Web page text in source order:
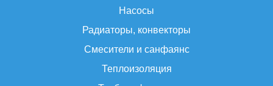
Насосы
Радиаторы, конвекторы
Смесители и санфаянс
Теплоизоляция